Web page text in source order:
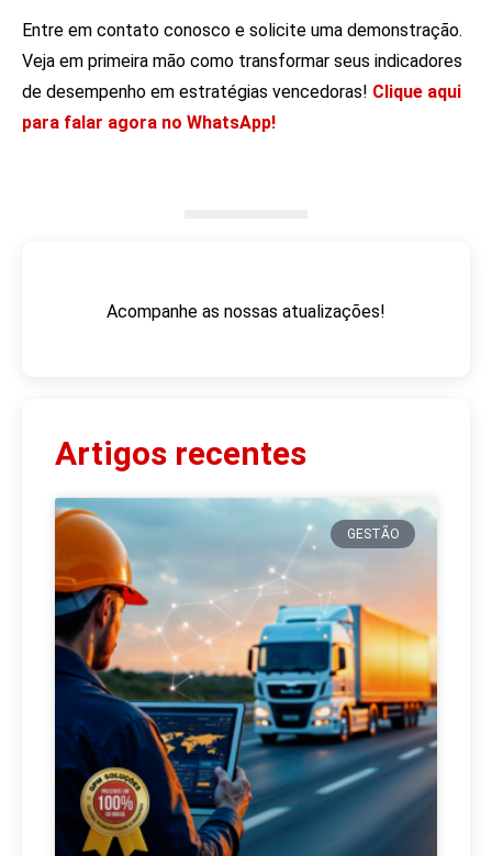
Entre em contato conosco e solicite uma demonstração.
Veja em primeira mão como transformar seus indicadores
de desempenho em estratégias vencedoras! Clique aqui
para falar agora no WhatsApp!
Acompanhe as nossas atualizações!
Artigos recentes
GESTÃO